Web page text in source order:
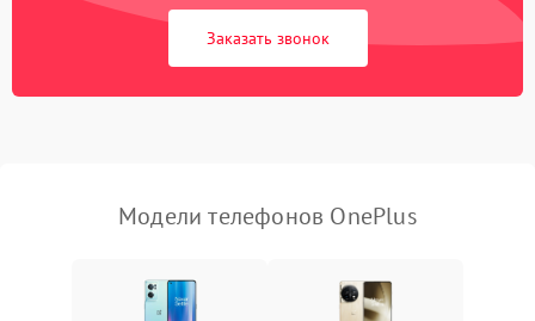
Заказать звонок
Модели телефонов OnePlus